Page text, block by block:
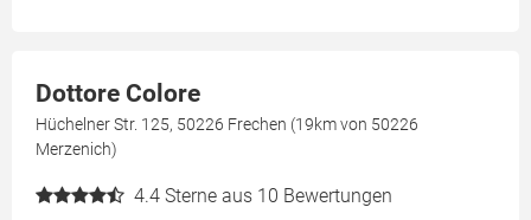
Dottore Colore
Hüchelner Str. 125, 50226 Frechen (19km von 50226
Merzenich)
4.4 Sterne aus 10 Bewertungen